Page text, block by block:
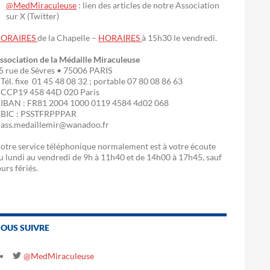
@MedMiraculeuse : lien des articles de notre Association
sur X (Twitter)
de la Chapelle – HORAIRESà 15h30 le vendredi.
de la Médaille Miraculeuse
rue de Sèvres • 75006 PARIS
fixe 01 45 48 08 32 ; portable 07 80 08 86 63
458 44D 020 Paris
: FR81 2004 1000 0119 4584 4d02 068
: PSSTFRPPPAR
service téléphonique normalement est à votre écoute
lundi au vendredi de 9h à 11h40 et de 14h00 à 17h45, sauf
fériés.
SUIVRE
@MedMiraculeuse